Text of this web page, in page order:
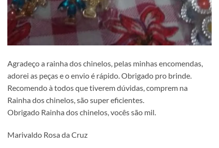
Agradeço a rainha dos chinelos, pelas minhas encomendas,
adorei as peças e o envio é rápido. Obrigado pro brinde.
Recomendo à todos que tiverem dúvidas, comprem na
Rainha dos chinelos, são super eficientes.
Obrigado Rainha dos chinelos, vocês são mil.
Marivaldo Rosa da Cruz